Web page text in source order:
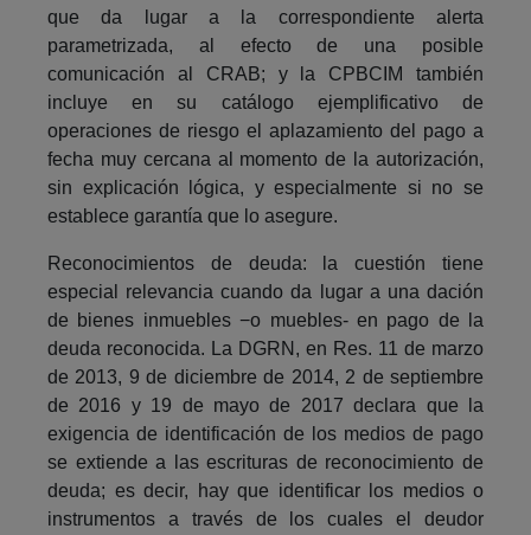
que da lugar a la correspondiente alerta
parametrizada, al efecto de una posible
comunicación al CRAB; y la CPBCIM también
incluye en su catálogo ejemplificativo de
operaciones de riesgo el aplazamiento del pago a
fecha muy cercana al momento de la autorización,
sin explicación lógica, y especialmente si no se
establece garantía que lo asegure.
Reconocimientos de deuda: la cuestión tiene
especial relevancia cuando da lugar a una dación
de bienes inmuebles −o muebles- en pago de la
deuda reconocida. La DGRN, en Res. 11 de marzo
de 2013, 9 de diciembre de 2014, 2 de septiembre
de 2016 y 19 de mayo de 2017 declara que la
exigencia de identificación de los medios de pago
se extiende a las escrituras de reconocimiento de
deuda; es decir, hay que identificar los medios o
instrumentos a través de los cuales el deudor